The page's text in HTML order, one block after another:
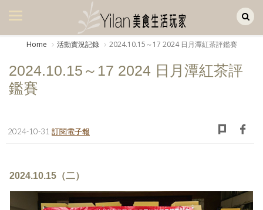
美食集
廚房集
旅遊美食集
書房集
日記簿
Home 活動實況記錄 2024.10.15～17 2024 日月潭紅茶評鑑賽
2024.10.15～17 2024 日月潭紅茶評
鑑賽
2024-10-31 訂閱電子報
2024.10.15（二）